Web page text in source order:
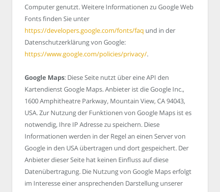
Computer genutzt. Weitere Informationen zu Google Web
Fonts finden Sie unter
https://developers.google.com/fonts/faq und in der
Datenschutzerklärung von Google:
https://www.google.com/policies/privacy/.
Google Maps: Diese Seite nutzt über eine API den
Kartendienst Google Maps. Anbieter ist die Google Inc.,
1600 Amphitheatre Parkway, Mountain View, CA 94043,
USA. Zur Nutzung der Funktionen von Google Maps ist es
notwendig, Ihre IP Adresse zu speichern. Diese
Informationen werden in der Regel an einen Server von
Google in den USA übertragen und dort gespeichert. Der
Anbieter dieser Seite hat keinen Einfluss auf diese
Datenübertragung. Die Nutzung von Google Maps erfolgt
im Interesse einer ansprechenden Darstellung unserer